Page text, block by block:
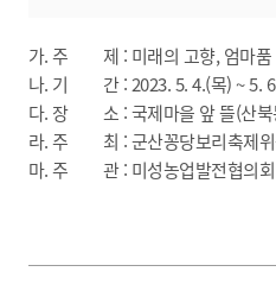
가. 주 제 : 미래의 고향, 엄마품
나. 기 간 : 2023. 5. 4.(목) ~ 5.
다. 장 소 : 국제마을 앞 뜰(산북
라. 주 최 : 군산꽁당보리축제위
마. 주 관 : 미성농업발전협의회